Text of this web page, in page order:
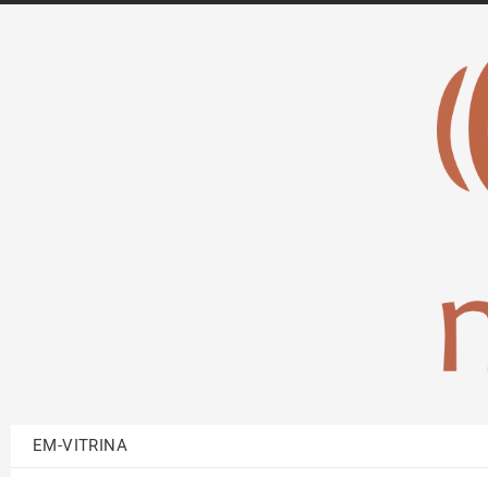
EM-VITRINA